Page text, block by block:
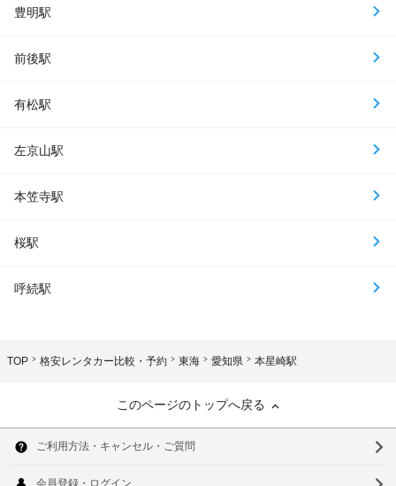
豊明駅
前後駅
有松駅
左京山駅
本笠寺駅
桜駅
呼続駅
TOP 格安レンタカー比較・予約 東海 愛知県 本星崎駅
このページのトップへ戻る